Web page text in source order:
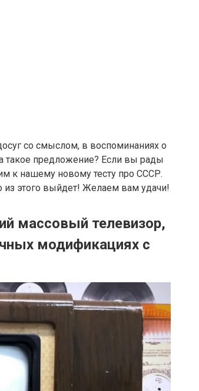
со смыслом, в воспоминаниях о
такое предложение? Если вы рады
к нашему новому тесту про СССР.
из этого выйдет! Желаем вам удачи!
массовый телевизор,
модификациях с